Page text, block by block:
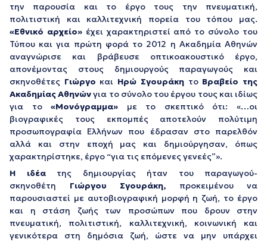
την παρουσία και το έργο τους την πνευματική,
πολιτιστική και καλλιτεχνική πορεία του τόπου μας.
«Εθνικό αρχείο» έχει χαρακτηριστεί από το σύνολο του
Τύπου και για πρώτη φορά το 2012 η Ακαδημία Αθηνών
αναγνώρισε και βράβευσε οπτικοακουστικό έργο,
απονέμοντας στους δημιουργούς παραγωγούς και
σκηνοθέτες Γιώργο και Ηρώ Σγουράκητο Βραβείο της
Ακαδημίας Αθηνώνγια το σύνολο του έργου τους και ιδίως
για το«Μονόγραμμα» με το σκεπτικό ότι:«…οι
βιογραφικές τους εκπομπές αποτελούν πολύτιμη
προσωπογραφία Ελλήνων που έδρασαν στο παρελθόν
αλλά και στην εποχή μας και δημιούργησαν, όπως
χαρακτηρίστηκε, έργο “για τις επόμενες γενεές”».
Η ιδέατης δημιουργίας ήταν του παραγωγού-
σκηνοθέτη Γιώργου Σγουράκη, προκειμένου να
παρουσιαστεί με αυτοβιογραφική μορφή η ζωή, το έργο
και η στάση ζωής των προσώπων που δρουν στην
πνευματική, πολιτιστική, καλλιτεχνική, κοινωνική και
γενικότερα στη δημόσια ζωή, ώστε να μην υπάρχει